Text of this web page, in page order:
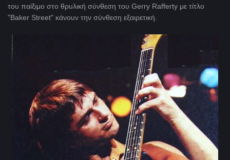
του παίξιμο στο θρυλική σύνθεση του Gerry Rafferty με τίτλο
"Baker Street" κάνουν την σύνθεση εξαιρετική.